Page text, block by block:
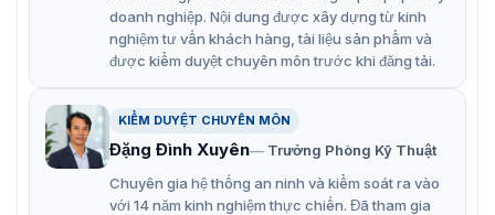
doanh nghiệp. Nội dung được xây dựng từ kinh
nghiệm tư vấn khách hàng, tài liệu sản phẩm và
được kiểm duyệt chuyên môn trước khi đăng tải.
KIỂM DUYỆT CHUYÊN MÔN
Đặng Đình Xuyên
Trưởng Phòng Kỹ Thuật
Chuyên gia hệ thống an ninh và kiểm soát ra vào
với 14 năm kinh nghiệm thực chiến. Đã tham gia